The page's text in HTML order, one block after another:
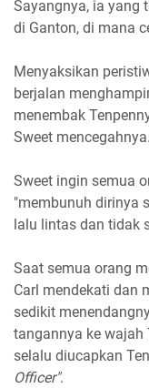
Sayangnya, ia yang
di Ganton, di mana
Menyaksikan
berjalan
menembak
Sweet mencegahnya.
Sweet ingin semua
"membunuh dirinya
lalu lintas dan tidak
Saat semua orang
Carl mendekati dan
sedikit
tangannya ke wajah
selalu diucapkan
Officer".